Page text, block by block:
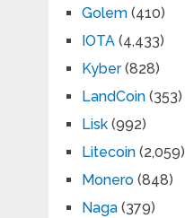
Golem(410)
IOTA(4,433)
Kyber(828)
LandCoin(353)
Lisk(992)
Litecoin(2,059)
Monero(848)
Naga(379)